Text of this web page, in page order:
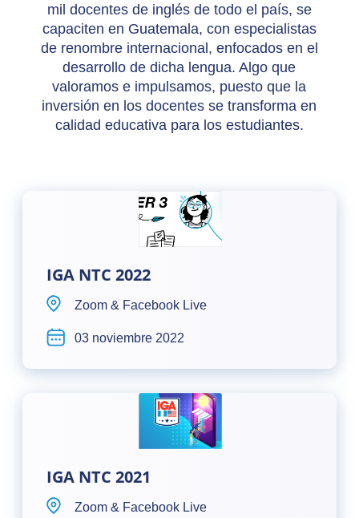
mil docentes de inglés de todo el país, se
capaciten en Guatemala, con especialistas
de renombre internacional, enfocados en el
desarrollo de dicha lengua. Algo que
valoramos e impulsamos, puesto que la
inversión en los docentes se transforma en
calidad educativa para los estudiantes.
IGA NTC 2022
Zoom & Facebook Live
03 noviembre 2022
IGA NTC 2021
Zoom & Facebook Live